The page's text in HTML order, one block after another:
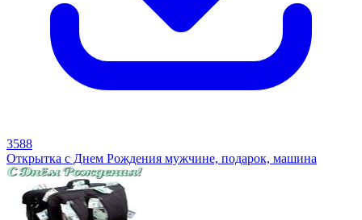
3588
Открытка с Днем Рождения мужчине, подарок, машина